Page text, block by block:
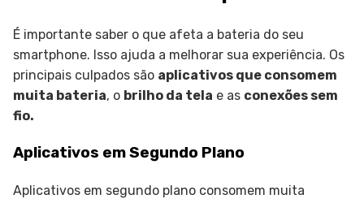
É importante saber o que afeta a bateria do seu
smartphone. Isso ajuda a melhorar sua experiência. Os
principais culpados são aplicativos que consomem
muita bateria, o brilho da tela e as conexões sem
fio.
Aplicativos em Segundo Plano
Aplicativos em segundo plano consomem muita